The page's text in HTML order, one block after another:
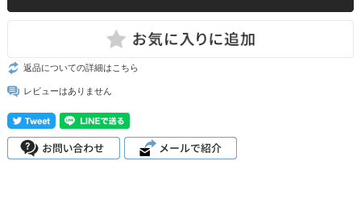
返品についての詳細はこちら
レビューはありません